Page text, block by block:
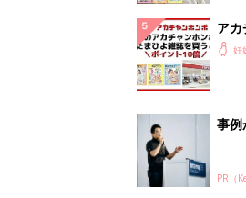
妊娠・出産
赤ちゃんの名前・名
ら
「まいにちのたま